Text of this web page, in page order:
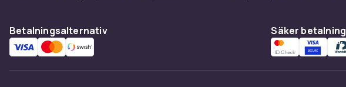
Betalningsalternativ Säker betalning